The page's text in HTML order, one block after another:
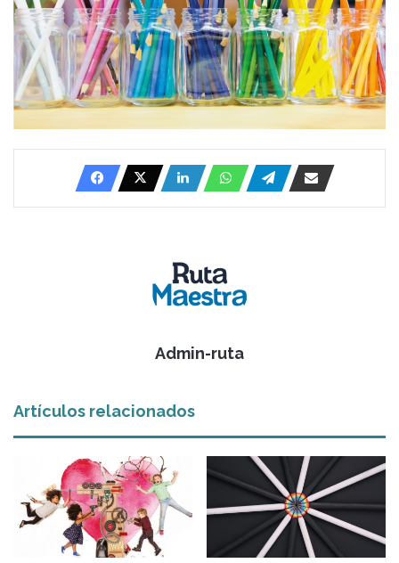
Admin-ruta
Artículos relacionados